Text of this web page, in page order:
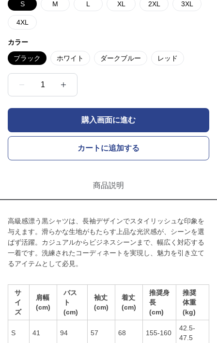
S M L XL 2XL 3XL
4XL
カラー
ブラック ホワイト ダークブルー レッド
1
購入画面に進む
カートに追加する
商品説明
高級感漂う黒シャツは、長袖デザインでスタイリッシュな印象を
与えます。滑らかな生地がもたらす上品な光沢感が、シーンを選
ばず活躍。カジュアルからビジネスシーンまで、幅広く対応する
一着です。洗練されたコーディネートを実現し、魅力を引き立て
るアイテムとして必見。
サ
イ
ズ
肩幅
(cm)
バス
ト
(cm)
袖丈
(cm)
着丈
(cm)
推奨身
長
(cm)
推奨
体重
(kg)
S 41 94 57 68 155-160
42.5-
47.5